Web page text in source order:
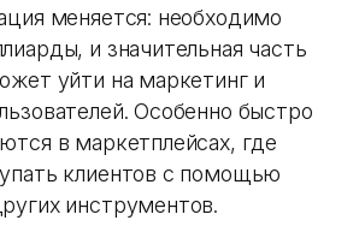
меняется: необходимо
и значительная часть
уйти на маркетинг и
Особенно быстро
в маркетплейсах, где
клиентов с помощью
инструментов.